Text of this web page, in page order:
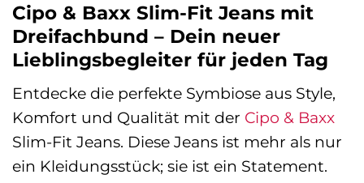
Cipo & Baxx Slim-Fit Jeans mit
Dreifachbund – Dein neuer
Lieblingsbegleiter für jeden Tag
Entdecke die perfekte Symbiose aus Style,
Komfort und Qualität mit der Cipo & Baxx
Slim-Fit Jeans. Diese Jeans ist mehr als nur
ein Kleidungsstück; sie ist ein Statement.